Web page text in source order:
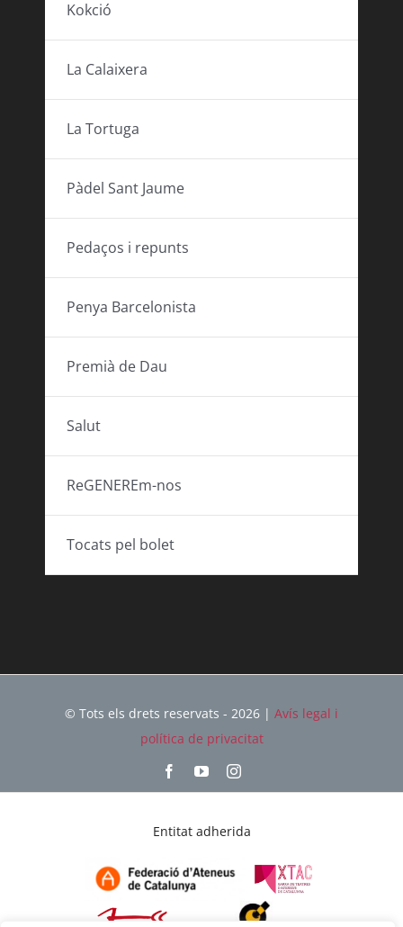
Kokció
La Calaixera
La Tortuga
Pàdel Sant Jaume
Pedaços i repunts
Penya Barcelonista
Premià de Dau
Salut
ReGENEREm-nos
Tocats pel bolet
© Tots els drets reservats - 2026 | Avís legal i
política de privacitat
Entitat adherida